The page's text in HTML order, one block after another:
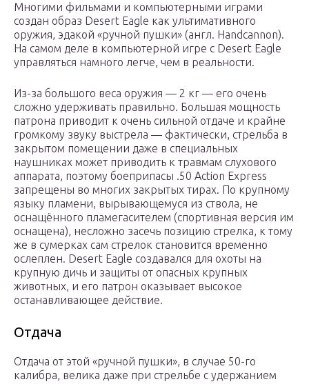
Многими фильмами и компьютерными играми
создан образ Desert Eagle как ультимативного
оружия, эдакой «ручной пушки» (англ. Handcannon).
На самом деле в компьютерной игре с Desert Eagle
управляться намного легче, чем в реальности.
Из-за большого веса оружия — 2 кг — его очень
сложно удерживать правильно. Большая мощность
патрона приводит к очень сильной отдаче и крайне
громкому звуку выстрела — фактически, стрельба в
закрытом помещении даже в специальных
наушниках может приводить к травмам слухового
аппарата, поэтому боеприпасы .50 Action Express
запрещены во многих закрытых тирах. По крупному
языку пламени, вырывающемуся из ствола, не
оснащённого пламегасителем (спортивная версия им
оснащена), несложно засечь позицию стрелка, к тому
же в сумерках сам стрелок становится временно
ослеплен. Desert Eagle создавался для охоты на
крупную дичь и защиты от опасных крупных
животных, и его патрон оказывает высокое
останавливающее действие.
Отдача
Отдача от этой «ручной пушки», в случае 50-го
калибра, велика даже при стрельбе с удержанием